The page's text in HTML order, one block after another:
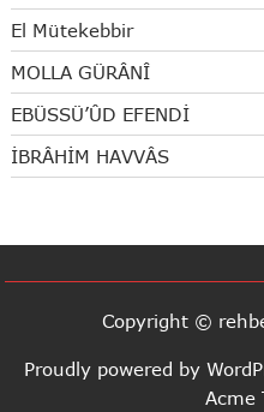
El Mütekebbir
MOLLA GÜRÂNÎ
EBÜSSÜ’ÛD EFENDİ
İBRÂHİM HAVVÂS
Copyright ©
Proudly powered by
Acme